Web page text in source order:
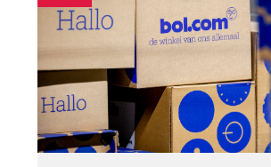
mailprogramma)